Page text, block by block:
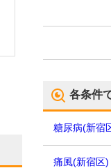
各条件
糖尿病(新宿
痛風(新宿区)